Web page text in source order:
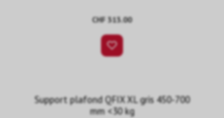
CHF 313.00
Support plafond QFIX XL gris 450-700
mm <30 kg